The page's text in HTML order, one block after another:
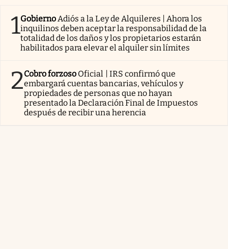
1GobiernoAdiós a la Ley de Alquileres | Ahora los
inquilinos deben aceptar la responsabilidad de la
totalidad de los daños y los propietarios estarán
habilitados para elevar el alquiler sin límites
2Cobro forzoso Oficial | IRS confirmó que
embargará cuentas bancarias, vehículos y
propiedades de personas que no hayan
presentado la Declaración Final de Impuestos
después de recibir una herencia